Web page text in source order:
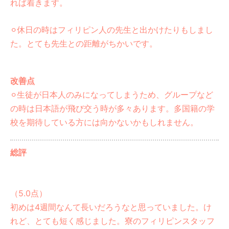
れば着きます。
⚪︎休日の時はフィリピン人の先生と出かけたりもしまし
た。とても先生との距離がちかいです。
改善点
⚪︎生徒が日本人のみになってしまうため、グループなど
の時は日本語が飛び交う時が多々あります。多国籍の学
校を期待している方には向かないかもしれません。
総評
（5.0点）
初めは4週間なんて長いだろうなと思っていました。け
れど、とても短く感じました。寮のフィリピンスタッフ